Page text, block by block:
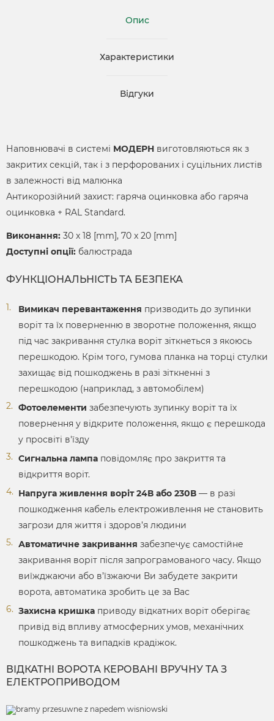
Опис
Характеристики
Відгуки
Наповнювачі в системі МОДЕРН виготовляються як з
закритих секцій, так і з перфорованих і суцільних листів
в залежності від малюнка
Антикорозійний захист: гаряча оцинковка або гаряча
оцинковка + RAL Standard.
Виконання: 30 x 18 [mm], 70 x 20 [mm]
Доступні опції: балюстрада
ФУНКЦІОНАЛЬНІСТЬ ТА БЕЗПЕКА
Вимикач перевантаження призводить до зупинки
воріт та їх поверненню в зворотне положення, якщо
під час закривання стулка воріт зіткнеться з якоюсь
перешкодою. Крім того, гумова планка на торці стулки
захищає від пошкоджень в разі зіткненні з
перешкодою (наприклад, з автомобілем)
Фотоелементи забезпечують зупинку воріт та їх
повернення у відкрите положення, якщо є перешкода
у просвіті в'їзду
Сигнальна лампа повідомляє про закриття та
відкриття воріт.
Напруга живлення воріт 24В або 230В — в разі
пошкодження кабель електроживлення не становить
загрози для життя і здоров’я людини
Автоматичне закривання забезпечує самостійне
закривання воріт після запрограмованого часу. Якщо
виїжджаючи або в’їзжаючи Ви забудете закрити
ворота, автоматика зробить це за Вас
Захисна кришка приводу відкатних воріт оберігає
привід від впливу атмосферних умов, механічних
пошкоджень та випадків крадіжок.
ВІДКАТНІ ВОРОТА КЕРОВАНІ ВРУЧНУ ТА З
ЕЛЕКТРОПРИВОДОМ